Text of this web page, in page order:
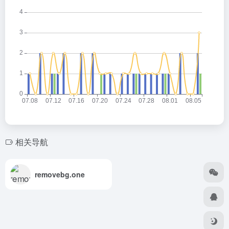
相关导航
removebg.one